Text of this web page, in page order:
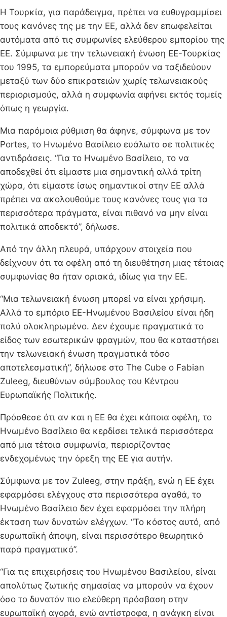
Η Τουρκία, για παράδειγμα, πρέπει να ευθυγραμμίσει
τους κανόνες της με την ΕΕ, αλλά δεν επωφελείται
αυτόματα από τις συμφωνίες ελεύθερου εμπορίου της
ΕΕ. Σύμφωνα με την τελωνειακή ένωση ΕΕ-Τουρκίας
του 1995, τα εμπορεύματα μπορούν να ταξιδεύουν
μεταξύ των δύο επικρατειών χωρίς τελωνειακούς
περιορισμούς, αλλά η συμφωνία αφήνει εκτός τομείς
όπως η γεωργία.
Μια παρόμοια ρύθμιση θα άφηνε, σύμφωνα με τον
Portes, το Ηνωμένο Βασίλειο ευάλωτο σε πολιτικές
αντιδράσεις. “Για το Ηνωμένο Βασίλειο, το να
αποδεχθεί ότι είμαστε μια σημαντική αλλά τρίτη
χώρα, ότι είμαστε ίσως σημαντικοί στην ΕΕ αλλά
πρέπει να ακολουθούμε τους κανόνες τους για τα
περισσότερα πράγματα, είναι πιθανό να μην είναι
πολιτικά αποδεκτό”, δήλωσε.
Από την άλλη πλευρά, υπάρχουν στοιχεία που
δείχνουν ότι τα οφέλη από τη διευθέτηση μιας τέτοιας
συμφωνίας θα ήταν οριακά, ιδίως για την ΕΕ.
“Μια τελωνειακή ένωση μπορεί να είναι χρήσιμη.
Αλλά το εμπόριο ΕΕ-Ηνωμένου Βασιλείου είναι ήδη
πολύ ολοκληρωμένο. Δεν έχουμε πραγματικά το
είδος των εσωτερικών φραγμών, που θα καταστήσει
την τελωνειακή ένωση πραγματικά τόσο
αποτελεσματική”, δήλωσε στο The Cube ο Fabian
Zuleeg, διευθύνων σύμβουλος του Κέντρου
Ευρωπαϊκής Πολιτικής.
Πρόσθεσε ότι αν και η ΕΕ θα έχει κάποια οφέλη, το
Ηνωμένο Βασίλειο θα κερδίσει τελικά περισσότερα
από μια τέτοια συμφωνία, περιορίζοντας
ενδεχομένως την όρεξη της ΕΕ για αυτήν.
Σύμφωνα με τον Zuleeg, στην πράξη, ενώ η ΕΕ έχει
εφαρμόσει ελέγχους στα περισσότερα αγαθά, το
Ηνωμένο Βασίλειο δεν έχει εφαρμόσει την πλήρη
έκταση των δυνατών ελέγχων. “Το κόστος αυτό, από
ευρωπαϊκή άποψη, είναι περισσότερο θεωρητικό
παρά πραγματικό”.
“Για τις επιχειρήσεις του Ηνωμένου Βασιλείου, είναι
απολύτως ζωτικής σημασίας να μπορούν να έχουν
όσο το δυνατόν πιο ελεύθερη πρόσβαση στην
ευρωπαϊκή αγορά, ενώ αντίστροφα, η ανάγκη είναι